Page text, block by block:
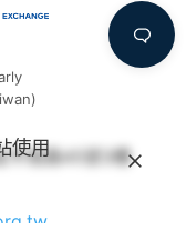
平南路45號3樓
使用